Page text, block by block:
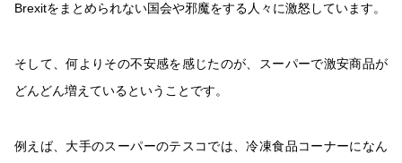
Brexitをまとめられない国会や邪魔をする人々に激怒しています。
そして、何よりその不安感を感じたのが、スーパーで激安商品が
どんどん増えているということです。
例えば、大手のスーパーのテスコでは、冷凍食品コーナーになん